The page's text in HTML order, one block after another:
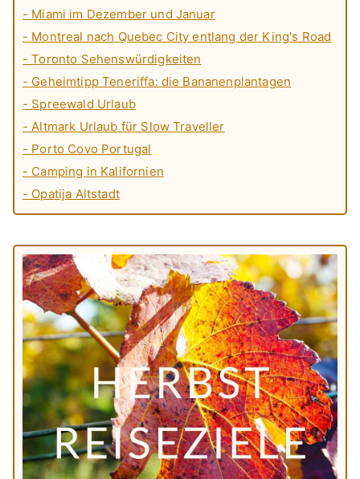
- Miami im Dezember und Januar
- Montreal nach Quebec City entlang der King's Road
- Toronto Sehenswürdigkeiten
- Geheimtipp Teneriffa: die Bananenplantagen
- Spreewald Urlaub
- Altmark Urlaub für Slow Traveller
- Porto Covo Portugal
- Camping in Kalifornien
- Opatija Altstadt